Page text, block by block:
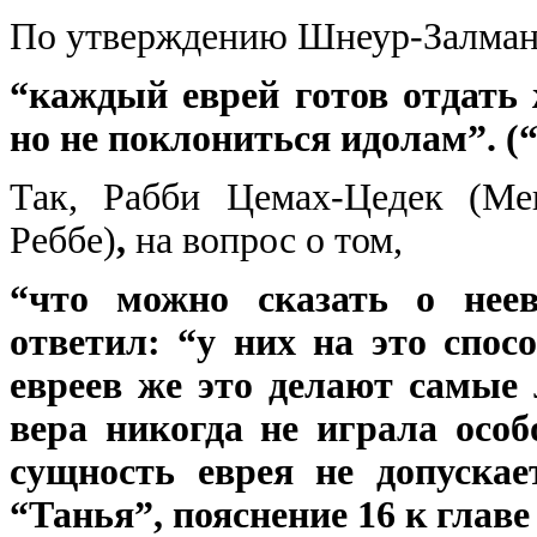
По утверждению Шнеур-
“каждый еврей готов
но не поклониться идолам”.
Так, Рабби Цемах-Цедек
Реббе), на вопрос о том,
“что можно сказать о
ответил: “у них на это
евреев же это делают
вера никогда не играла
сущность еврея не
“Танья”, пояснение 16 к